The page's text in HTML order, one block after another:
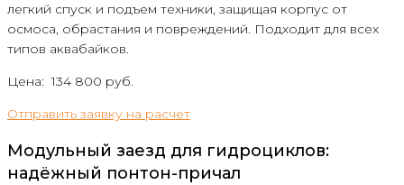
легкий спуск и подъем техники, защищая корпус от
осмоса, обрастания и повреждений. Подходит для всех
типов аквабайков.
Цена: 134 800 руб.
Отправить заявку на расчет
Модульный заезд для гидроциклов:
надёжный понтон-причал